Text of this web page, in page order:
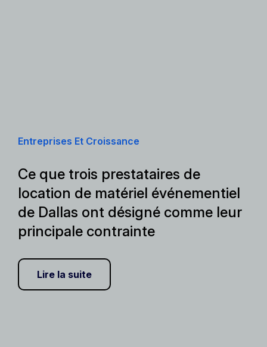
Entreprises Et Croissance
Ce que trois prestataires de
location de matériel événementiel
de Dallas ont désigné comme leur
principale contrainte
Lire la suite